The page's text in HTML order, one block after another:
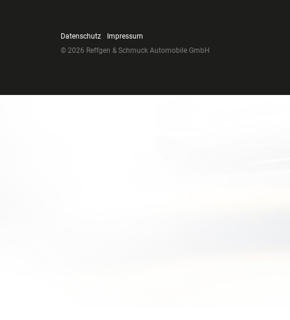
Datenschutz
Impressum
© 2026 Reffgen & Schmuck Automobile GmbH